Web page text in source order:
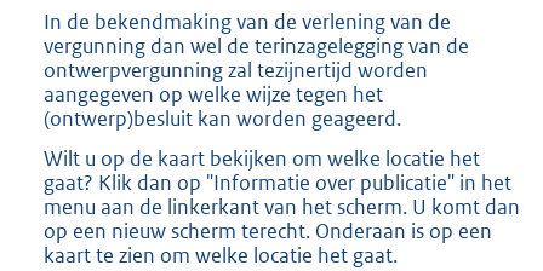
In de bekendmaking van de verlening van de
vergunning dan wel de terinzagelegging van de
ontwerpvergunning zal tezijnertijd worden
aangegeven op welke wijze tegen het
(ontwerp)besluit kan worden geageerd.
Wilt u op de kaart bekijken om welke locatie het
gaat? Klik dan op "Informatie over publicatie" in het
menu aan de linkerkant van het scherm. U komt dan
op een nieuw scherm terecht. Onderaan is op een
kaart te zien om welke locatie het gaat.